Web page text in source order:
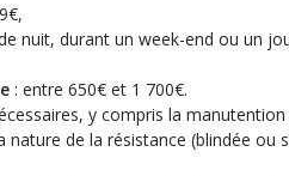
nuit, durant un week-end ou un
: entre 650€ et 1 700€.
y compris la
nature de la résistance (blindée